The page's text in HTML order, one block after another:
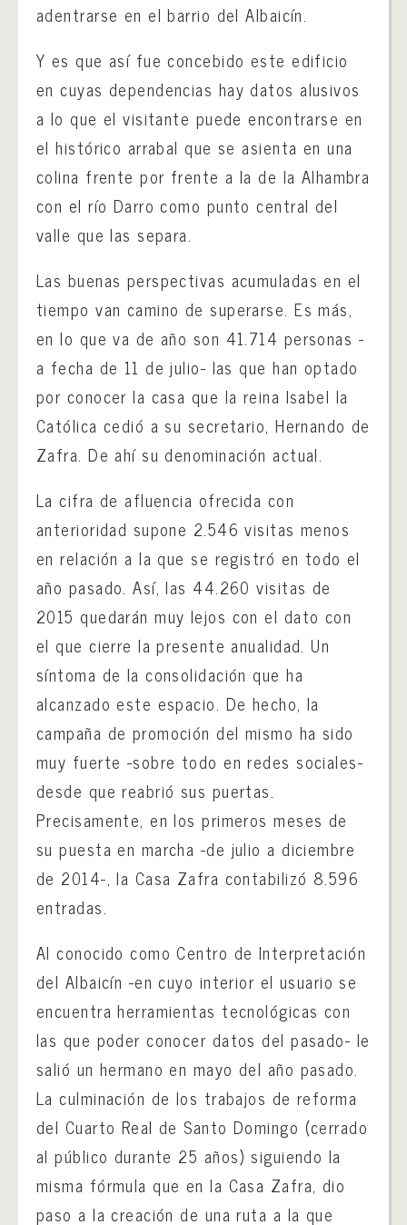
adentrarse en el barrio del Albaicín.
Y es que así fue concebido este edificio
en cuyas dependencias hay datos alusivos
a lo que el visitante puede encontrarse en
el histórico arrabal que se asienta en una
colina frente por frente a la de la Alhambra
con el río Darro como punto central del
valle que las separa.
Las buenas perspectivas acumuladas en el
tiempo van camino de superarse. Es más,
en lo que va de año son 41.714 personas -
a fecha de 11 de julio- las que han optado
por conocer la casa que la reina Isabel la
Católica cedió a su secretario, Hernando de
Zafra. De ahí su denominación actual.
La cifra de afluencia ofrecida con
anterioridad supone 2.546 visitas menos
en relación a la que se registró en todo el
año pasado. Así, las 44.260 visitas de
2015 quedarán muy lejos con el dato con
el que cierre la presente anualidad. Un
síntoma de la consolidación que ha
alcanzado este espacio. De hecho, la
campaña de promoción del mismo ha sido
muy fuerte -sobre todo en redes sociales-
desde que reabrió sus puertas.
Precisamente, en los primeros meses de
su puesta en marcha -de julio a diciembre
de 2014-, la Casa Zafra contabilizó 8.596
entradas.
Al conocido como Centro de Interpretación
del Albaicín -en cuyo interior el usuario se
encuentra herramientas tecnológicas con
las que poder conocer datos del pasado- le
salió un hermano en mayo del año pasado.
La culminación de los trabajos de reforma
del Cuarto Real de Santo Domingo (cerrado
al público durante 25 años) siguiendo la
misma fórmula que en la Casa Zafra, dio
paso a la creación de una ruta a la que